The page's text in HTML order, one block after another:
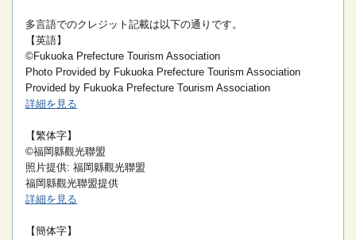
多言語でのクレジット記載は以下の通りです。
【英語】
©Fukuoka Prefecture Tourism Association
Photo Provided by Fukuoka Prefecture Tourism Association
Provided by Fukuoka Prefecture Tourism Association
詳細を見る
【繁体字】
©福岡縣觀光聯盟
照片提供: 福岡縣觀光聯盟
福岡縣觀光聯盟提供
詳細を見る
【簡体字】